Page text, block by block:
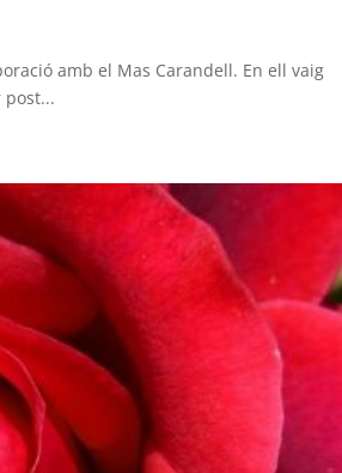
amb el Mas Carandell. En ell vaig